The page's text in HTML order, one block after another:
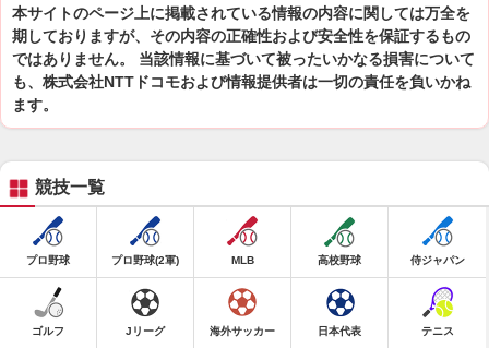
本サイトのページ上に掲載されている情報の内容に関しては万全を
期しておりますが、その内容の正確性および安全性を保証するもの
ではありません。 当該情報に基づいて被ったいかなる損害について
も、株式会社NTTドコモおよび情報提供者は一切の責任を負いかね
ます。
競技一覧
プロ野球 プロ野球(2軍) MLB 高校野球 侍ジャパン
ゴルフ Jリーグ 海外サッカー 日本代表 テニス